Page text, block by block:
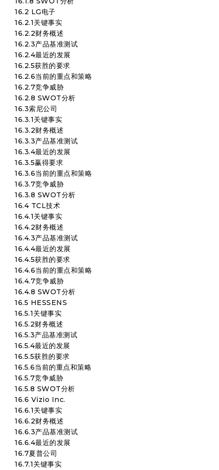
16.2 LG电子
16.2.1关键事实
16.2.2财务概述
16.2.3产品基准测试
16.2.4最近的发展
16.2.5获胜的要求
16.2.6当前的重点和策略
16.2.7竞争威胁
16.2.8 SWOT分析
16.3索尼公司
16.3.1关键事实
16.3.2财务概述
16.3.3产品基准测试
16.3.4最近的发展
16.3.5赢得要求
16.3.6当前的重点和策略
16.3.7竞争威胁
16.3.8 SWOT分析
16.4 TCL技术
16.4.1关键事实
16.4.2财务概述
16.4.3产品基准测试
16.4.4最近的发展
16.4.5获胜的要求
16.4.6当前的重点和策略
16.4.7竞争威胁
16.4.8 SWOT分析
16.5 HESSENS
16.5.1关键事实
16.5.2财务概述
16.5.3产品基准测试
16.5.4最近的发展
16.5.5获胜的要求
16.5.6当前的重点和策略
16.5.7竞争威胁
16.5.8 SWOT分析
16.6 Vizio Inc.
16.6.1关键事实
16.6.2财务概述
16.6.3产品基准测试
16.6.4最近的发展
16.7夏普公司
16.7.1关键事实